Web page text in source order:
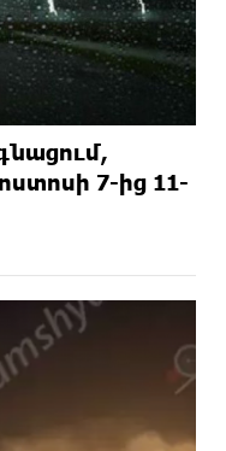
7-ից 11-